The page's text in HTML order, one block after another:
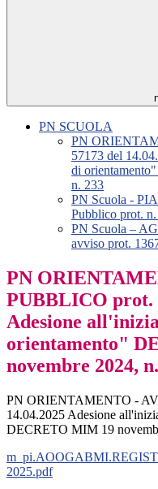
PN SCUOLA
PN
57173 del
di
n. 233
PN Scuola -
Pubblico prot.
PN Scuola –
avviso prot.
PN
PUBBLICO prot.
Adesione
orientamento"
novembre 2024,
PN ORIENTAMENTO -
14.04.2025 Adesione
DECRETO MIM 19
2025.pdf